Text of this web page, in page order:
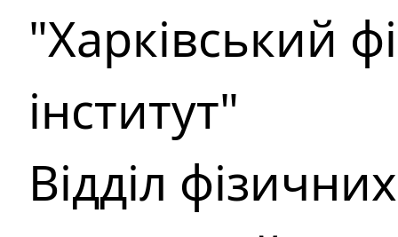
"Харківський
інститут"
Відділ